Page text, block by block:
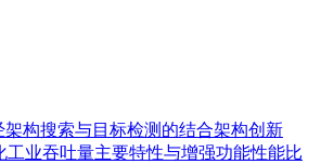
构搜索与目标检测的结合架构创新
工业吞吐量主要特性与增强功能性能比